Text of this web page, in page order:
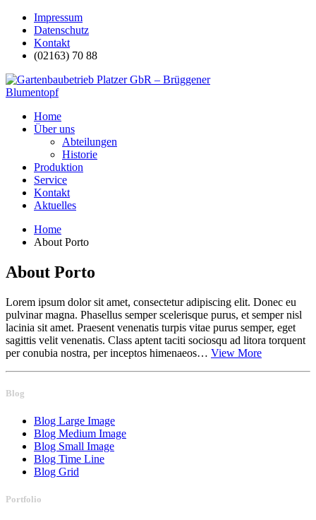
Impressum
Datenschutz
Kontakt
(02163) 70 88
Home
Über uns
Abteilungen
Historie
Produktion
Service
Kontakt
Aktuelles
Home
About Porto
About Porto
Lorem ipsum dolor sit amet, consectetur adipiscing elit. Donec eu
pulvinar magna. Phasellus semper scelerisque purus, et semper nisl
lacinia sit amet. Praesent venenatis turpis vitae purus semper, eget
sagittis velit venenatis. Class aptent taciti sociosqu ad litora torquent
per conubia nostra, per inceptos himenaeos… View More
Blog
Blog Large Image
Blog Medium Image
Blog Small Image
Blog Time Line
Blog Grid
Portfolio